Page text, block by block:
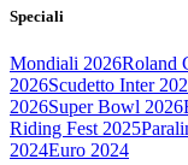
Speciali
Mondiali 2026Roland
2026Scudetto Inter
2026Super Bowl 2026
Riding Fest 2025
2024Euro 2024